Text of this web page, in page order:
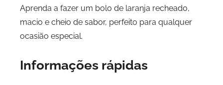
Aprenda a fazer um bolo de laranja recheado,
macio e cheio de sabor, perfeito para qualquer
ocasião especial.
Informações rápidas